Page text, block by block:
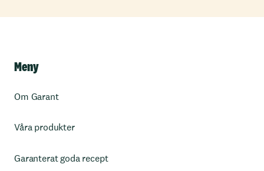
Meny
Om Garant
Våra produkter
Garanterat goda recept